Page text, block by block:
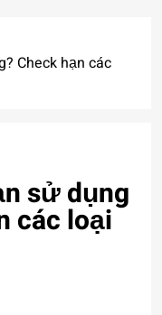
Check hạn các
sử dụng
các loại